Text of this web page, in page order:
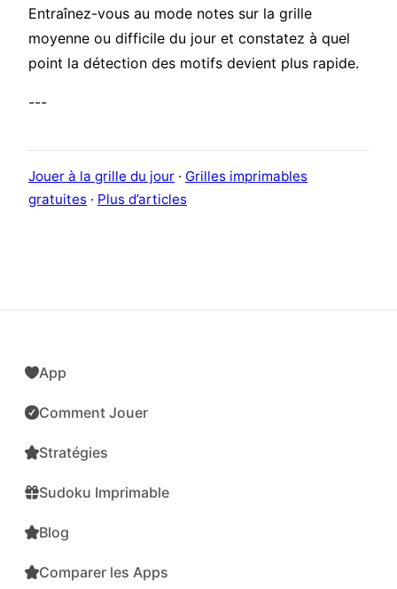
Entraînez-vous au mode notes sur la grille
moyenne ou difficile du jour et constatez à quel
point la détection des motifs devient plus rapide.
---
Jouer à la grille du jour · Grilles imprimables
gratuites · Plus d’articles
App
Comment Jouer
Stratégies
Sudoku Imprimable
Blog
Comparer les Apps